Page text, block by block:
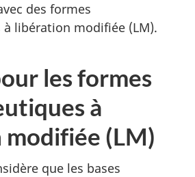
des formes
libération modifiée (LM).
les formes
à
(LM)
que les bases